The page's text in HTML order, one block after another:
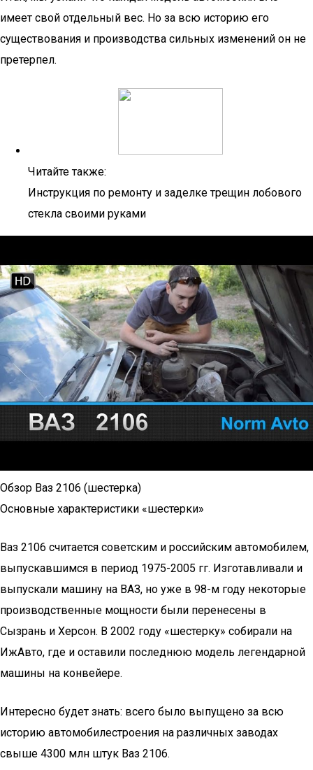
имеет свой отдельный вес. Но за всю историю его
существования и производства сильных изменений он не
претерпел.
Читайте также:
Инструкция по ремонту и заделке трещин лобового
стекла своими руками
Обзор Ваз 2106 (шестерка)
Основные характеристики «шестерки»
Ваз 2106 считается советским и российским автомобилем,
выпускавшимся в период 1975-2005 гг. Изготавливали и
выпускали машину на ВАЗ, но уже в 98-м году некоторые
производственные мощности были перенесены в
Сызрань и Херсон. В 2002 году «шестерку» собирали на
ИжАвто, где и оставили последнюю модель легендарной
машины на конвейере.
Интересно будет знать: всего было выпущено за всю
историю автомобилестроения на различных заводах
свыше 4300 млн штук Ваз 2106.